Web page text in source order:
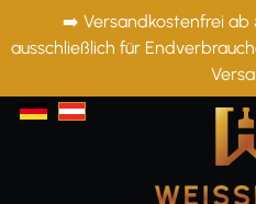
springen
➡️ Versandkostenfrei ab
ausschließlich für